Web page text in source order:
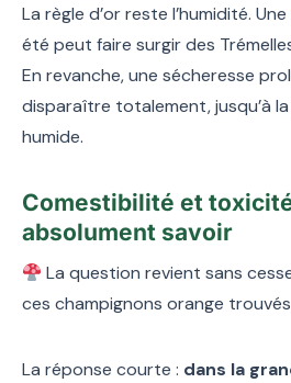
La règle d’or reste l’humidité.
été peut faire surgir des
En revanche, une sécheresse
disparaître totalement, jusqu’à
humide.
Comestibilité et
absolument savoir
La question revient sans
ces champignons orange
La réponse courte : dans la